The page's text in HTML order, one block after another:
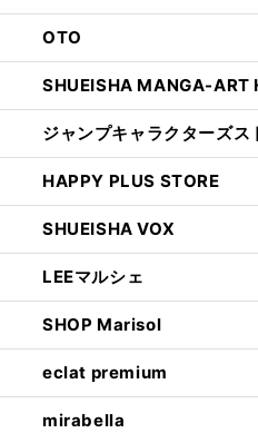
OTO
SHUEISHA MANGA-ART
ジャンプキャラクターズス
HAPPY PLUS STORE
SHUEISHA VOX
LEEマルシェ
SHOP Marisol
eclat premium
mirabella